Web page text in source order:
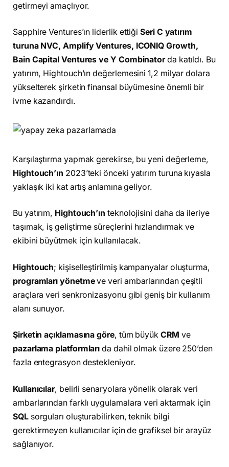
getirmeyi amaçlıyor.
Sapphire Ventures’ın liderlik ettiğiSeri C yatırım
turuna NVC, Amplify Ventures, ICONIQ Growth,
Bain Capital Ventures ve Y Combinatorda katıldı. Bu
yatırım, Hightouch’ın değerlemesini 1,2 milyar dolara
yükselterek şirketin finansal büyümesine önemli bir
ivme kazandırdı.
Karşılaştırma yapmak gerekirse, bu yeni değerleme,
Hightouch’ın 2023’teki önceki yatırım turuna kıyasla
yaklaşık iki kat artış anlamına geliyor.
Bu yatırım, Hightouch’ınteknolojisini daha da ileriye
taşımak, iş geliştirme süreçlerini hızlandırmak ve
ekibini büyütmek için kullanılacak.
Hightouch; kişiselleştirilmiş kampanyalar oluşturma,
programları yönetmeve veri ambarlarından çeşitli
araçlara veri senkronizasyonu gibi geniş bir kullanım
alanı sunuyor.
Şirketin açıklamasına göre, tüm büyük CRM ve
pazarlama platformlarıda dahil olmak üzere 250’den
fazla entegrasyon destekleniyor.
Kullanıcılar, belirli senaryolara yönelik olarak veri
ambarlarından farklı uygulamalara veri aktarmak için
SQL sorguları oluşturabilirken, teknik bilgi
gerektirmeyen kullanıcılar için de grafiksel bir arayüz
sağlanıyor.